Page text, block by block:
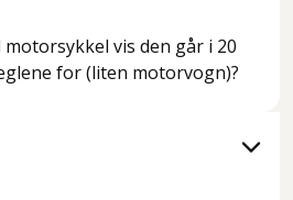
vis den går i 20
for (liten motorvogn)?